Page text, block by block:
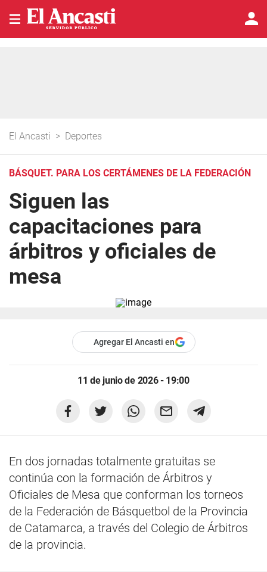
El Ancasti > Deportes
BÁSQUET. PARA LOS CERTÁMENES DE LA FEDERACIÓN
Siguen las
capacitaciones para
árbitros y oficiales de
mesa
Agregar El Ancasti en
11 de junio de 2026 - 19:00
En dos jornadas totalmente gratuitas se
continúa con la formación de Árbitros y
Oficiales de Mesa que conforman los torneos
de la Federación de Básquetbol de la Provincia
de Catamarca, a través del Colegio de Árbitros
de la provincia.